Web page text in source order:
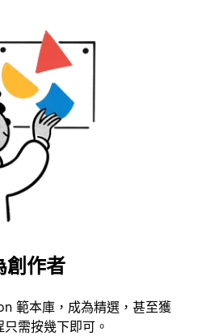
創作者
範本庫，成為精選，甚至獲
需按幾下即可。